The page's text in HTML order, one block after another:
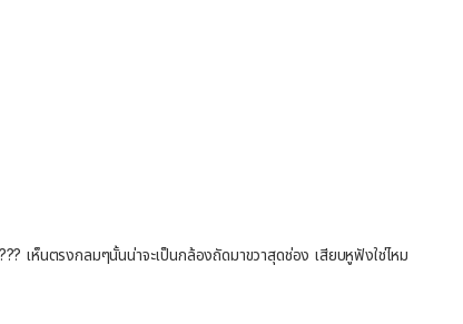
เห็นตรงกลมๆนั้นน่าจะเป็นกล้องถัดมาขวาสุดช่อง เสียบหูฟังใช่ไหม